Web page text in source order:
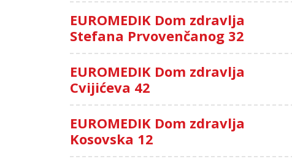
EUROMEDIK Dom zdravlja
Stefana Prvovenčanog 32
EUROMEDIK Dom zdravlja
Cvijićeva 42
EUROMEDIK Dom zdravlja
Kosovska 12